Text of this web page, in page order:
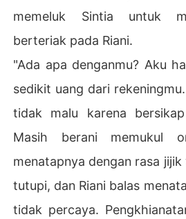
memeluk Sintia untuk
berteriak pada Riani.
"Ada apa denganmu? Aku
sedikit uang dari
tidak malu karena
Masih berani memukul
menatapnya dengan rasa
tutupi, dan Riani balas
tidak percaya.